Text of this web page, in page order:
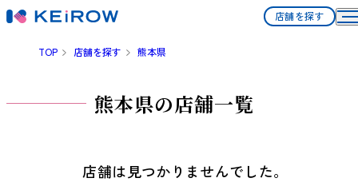
店舗を探す
TOP 店舗を探す 熊本県
熊本県の店舗一覧
店舗は見つかりませんでした。